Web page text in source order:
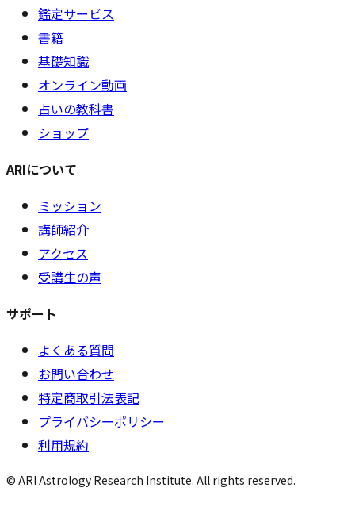
鑑定サービス
書籍
基礎知識
オンライン動画
占いの教科書
ショップ
ARIについて
ミッション
講師紹介
アクセス
受講生の声
サポート
よくある質問
お問い合わせ
特定商取引法表記
プライバシーポリシー
利用規約
© ARI Astrology Research Institute. All rights reserved.